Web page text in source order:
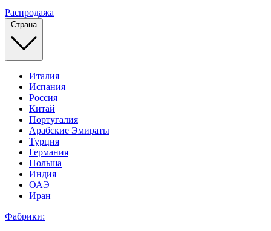
Распродажа
Страна
Италия
Испания
Россия
Китай
Португалия
Арабские Эмираты
Турция
Германия
Польша
Индия
ОАЭ
Иран
Фабрики: